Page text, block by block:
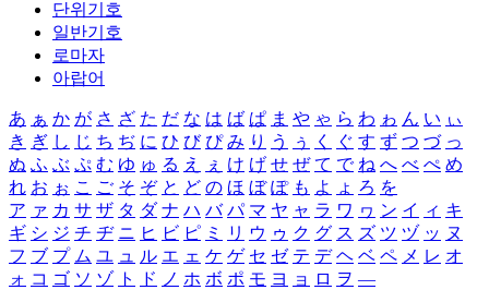
단위기호
일반기호
로마자
아랍어
あ ぁ か が さ ざ た だ な は ば ぱ ま や ゃ ら わ ゎ ん い ぃ
き ぎ し じ ち ぢ に ひ び ぴ み り う ぅ く ぐ す ず つ づ っ
ぬ ふ ぶ ぷ む ゆ ゅ る え ぇ け げ せ ぜ て で ね へ べ ぺ め
れ お ぉ こ ご そ ぞ と ど の ほ ぼ ぽ も よ ょ ろ を
ア ァ カ サ ザ タ ダ ナ ハ バ パ マ ヤ ャ ラ ワ ヮ ン イ ィ キ
ギ シ ジ チ ヂ ニ ヒ ビ ピ ミ リ ウ ゥ ク グ ス ズ ツ ヅ ッ ヌ
フ ブ プ ム ユ ュ ル エ ェ ケ ゲ セ ゼ テ デ ヘ ベ ペ メ レ オ
ォ コ ゴ ソ ゾ ト ド ノ ホ ボ ポ モ ヨ ョ ロ ヲ ―